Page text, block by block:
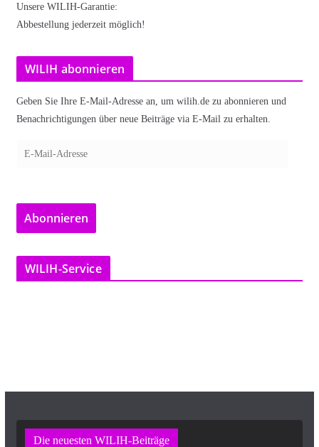
Unsere WILIH-Garantie:
Abbestellung jederzeit möglich!
WILIH abonnieren
Geben Sie Ihre E-Mail-Adresse an, um wilih.de zu abonnieren und
Benachrichtigungen über neue Beiträge via E-Mail zu erhalten.
a
l
-
Abonnieren
WILIH-Service
Die neuesten WILIH-Beiträge